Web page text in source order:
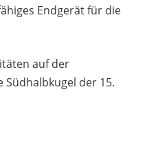
Endgerät für die
auf der
Südhalbkugel der 15.